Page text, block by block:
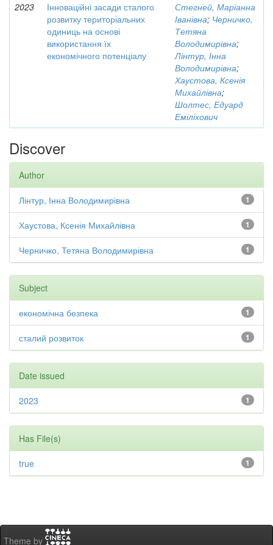
2023
Інноваційні засади сталого
розвитку територіальних
одиниць на основі
використання їх
економічного потенціалу
Стегней, Маріанна
Іванівна; Черничко,
Тетяна
Володимирівна;
Лінтур, Інна
Володимирівна;
Хаустова, Ксенія
Михайлівна;
Шолтес, Едуард
Еміліхович
Discover
Author
1
Лінтур, Інна Володимирівна
1
Хаустова, Ксенія Михайлівна
1
Черничко, Тетяна Володимирівна
Subject
1
економічна безпека
1
сталий розвиток
Date issued
1
2023
Has File(s)
1
true
Theme by